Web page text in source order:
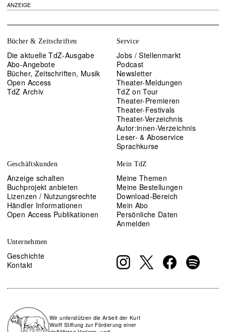
ANZEIGE
Bücher & Zeitschriften
Die aktuelle TdZ-Ausgabe
Abo-Angebote
Bücher, Zeitschriften, Musik
Open Access
TdZ Archiv
Service
Jobs / Stellenmarkt
Podcast
Newsletter
Theater-Meldungen
TdZ on Tour
Theater-Premieren
Theater-Festivals
Theater-Verzeichnis
Autor:innen-Verzeichnis
Leser- & Aboservice
Sprachkurse
Geschäftskunden
Anzeige schalten
Buchprojekt anbieten
Lizenzen / Nutzungsrechte
Händler Informationen
Open Access Publikationen
Mein TdZ
Meine Themen
Meine Bestellungen
Download-Bereich
Mein Abo
Persönliche Daten
Anmelden
Unternehmen
Geschichte
Kontakt
Wir unterstützen die Arbeit der Kurt
Wolff Stiftung zur Förderung einer